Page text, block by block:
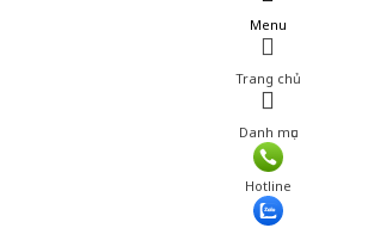
Menu
Trang chủ
Danh mục
Hotline